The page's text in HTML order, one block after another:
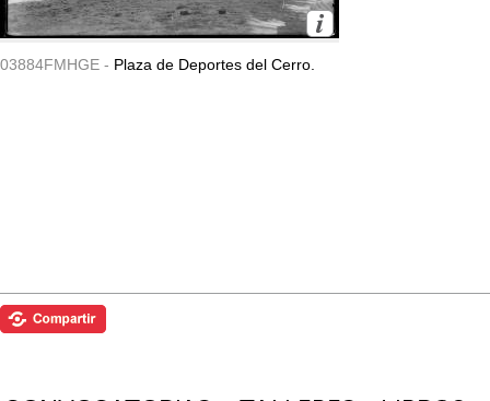
03884FMHGE - Plaza de Deportes del Cerro.